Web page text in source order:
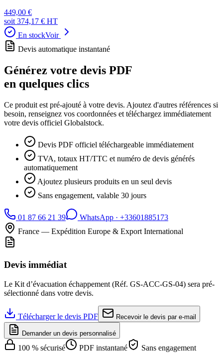
449,00 €
soit374,17 € HT
En stockVoir
Devis automatique instantané
Générez votre devis PDF
en quelques clics
Ce produit est pré-ajouté à votre devis. Ajoutez d'autres références si
besoin, renseignez vos coordonnées et téléchargez immédiatement
votre devis officiel Globalstock.
Devis PDF officiel téléchargeable immédiatement
TVA, totaux HT/TTC et numéro de devis générés
automatiquement
Ajoutez plusieurs produits en un seul devis
Sans engagement, valable 30 jours
01 87 66 21 39 WhatsApp · +33601885173
France — Expédition Europe & Export International
Devis immédiat
Le Kit d’évacuation échappement (Réf. GS-ACC-GS-04) sera pré-
sélectionné dans votre devis.
Télécharger le devis PDF Recevoir le devis par e-mail
Demander un devis personnalisé
100 % sécurisé PDF instantané Sans engagement